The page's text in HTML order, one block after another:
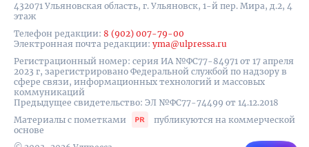
432071 Ульяновская область, г. Ульяновск, 1-й пер. Мира, д.2, 4
этаж
Телефон редакции: 8 (902) 007-79-00
Электронная почта редакции: yma@ulpressa.ru
Регистрационный номер: серия ИА №ФС77-84971 от 17 апреля
2023 г, зарегистрировано Федеральной службой по надзору в
сфере связи, информационных технологий и массовых
коммуникаций
Предыдущее свидетельство: ЭЛ №ФС77-74499 от 14.12.2018
Материалы с пометками
публикуются на коммерческой
основе